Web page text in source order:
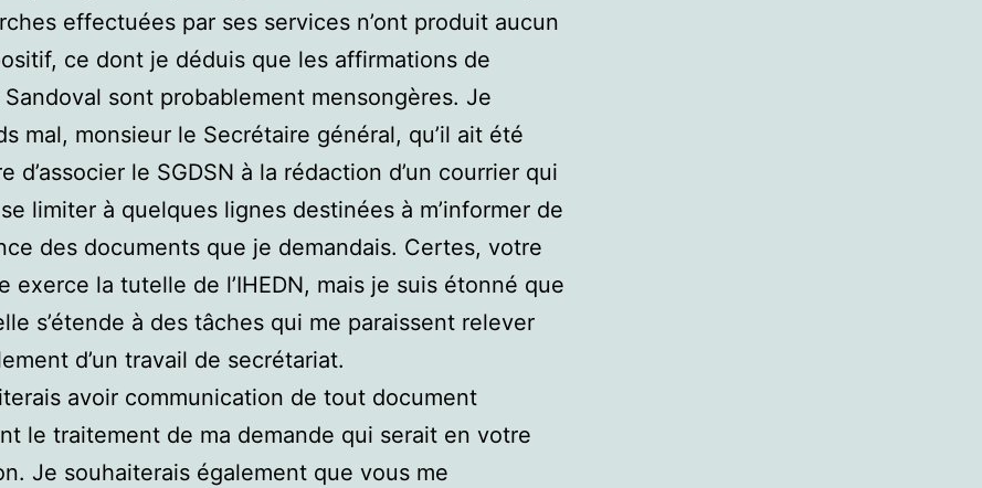
effectuées par ses services n’ont produit aucun
ce dont je déduis que les affirmations de
sont probablement mensongères. Je
mal, monsieur le Secrétaire général, qu’il ait été
d’associer le SGDSN à la rédaction d’un courrier qui
limiter à quelques lignes destinées à m’informer de
des documents que je demandais. Certes, votre
exerce la tutelle de l’IHEDN, mais je suis étonné que
s’étende à des tâches qui me paraissent relever
d’un travail de secrétariat.
avoir communication de tout document
le traitement de ma demande qui serait en votre
Je souhaiterais également que vous me